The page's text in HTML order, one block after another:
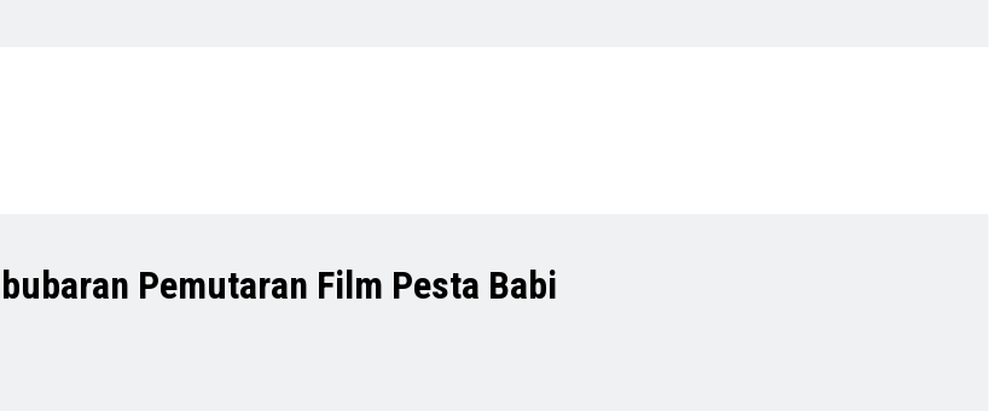
Pemutaran Film Pesta Babi